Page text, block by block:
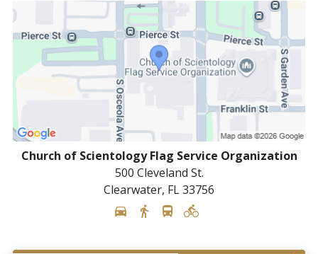
Church of Scientology Flag Service Organization
500 Cleveland St.
Clearwater, FL33756